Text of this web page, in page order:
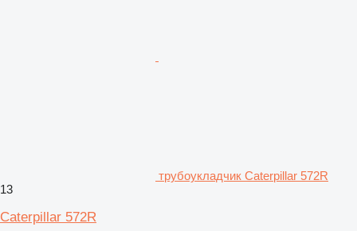
трубоукладчик Caterpillar 572R
13
Caterpillar 572R